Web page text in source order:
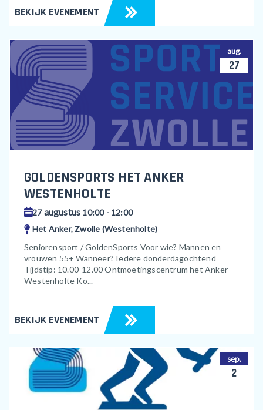
BEKIJK EVENEMENT
aug.
27
GOLDENSPORTS HET ANKER
WESTENHOLTE
27augustus 10:00 - 12:00
Het Anker, Zwolle (Westenholte)
Seniorensport / GoldenSports Voor wie? Mannen en
vrouwen 55+ Wanneer? Iedere donderdagochtend
Tijdstip: 10.00-12.00 Ontmoetingscentrum het Anker
Westenholte Ko...
BEKIJK EVENEMENT
sep.
2